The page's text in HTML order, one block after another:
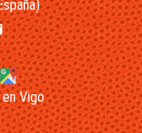
Vigo